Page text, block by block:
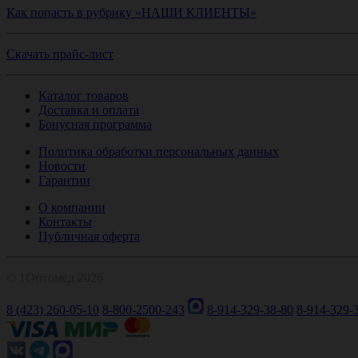
Как попасть в рубрику «НАШИ КЛИЕНТЫ»
Скачать прайс-лист
Каталог товаров
Доставка и оплата
Бонусная программа
Политика обработки персональных данных
Новости
Гарантии
О компании
Контакты
Публичная оферта
8 (423) 260-05-10 8-800-2500-243 8-914-329-38-80 8-914-329-